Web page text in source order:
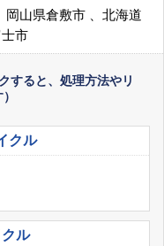
岡山県倉敷市 、北海道
市
すると、処理方法やリ
クル
ル